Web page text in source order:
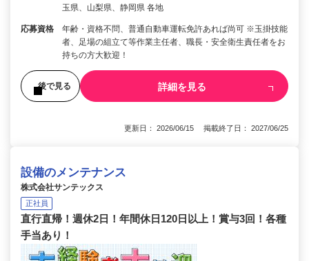
玉県、山梨県、静岡県 各地
応募資格
年齢・資格不問、普通自動車運転免許あれば尚可 ※玉掛技能
者、足場の組立て等作業主任者、職長・安全衛生責任者をお
持ちの方大歓迎！
後で見る 詳細を見る
更新日： 2026/06/15 掲載終了日： 2027/06/25
設備のメンテナンス
株式会社サンテックス
正社員
直行直帰！週休2日！年間休日120日以上！賞与3回！各種
手当あり！